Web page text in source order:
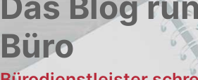
Büro